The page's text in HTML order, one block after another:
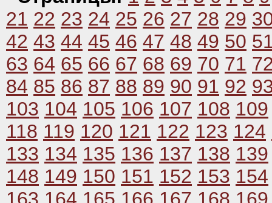
21 22 23 24 25 26 27 28 29
42 43 44 45 46 47 48 49 50
63 64 65 66 67 68 69 70 71
84 85 86 87 88 89 90 91 92
103 104 105 106 107 108 109
118 119 120 121 122 123 124
133 134 135 136 137 138 139
148 149 150 151 152 153 154